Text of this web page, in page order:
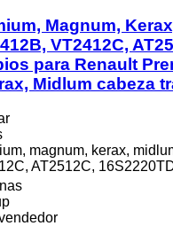
Magnum,
VT2412C,
para Renault
Midlum cabeza
magnum, kerax,
AT2512C,